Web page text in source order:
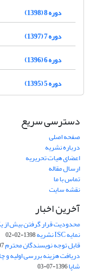
دوره 8 (1398)
دوره 7 (1397)
دوره 6 (1396)
دوره 5 (1395)
دسترسی سریع
صفحه اصلی
درباره نشریه
اعضای هیات تحریریه
ارسال مقاله
تماس با ما
نقشه سایت
آخرین اخبار
محدودیت قرار گرفتن بیش از
نمایه ISC نشریه 1398-02-02
قابل توجه نویسندگان محترم
دریافت هزینه بررسی اولیه و
شاپا1396-07-03